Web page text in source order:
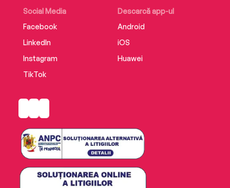
Social Media
Facebook
LinkedIn
Instagram
TikTok
Descarcă app-ul
Android
iOS
Huawei